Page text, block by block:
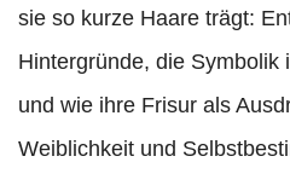
sie so kurze Haare trägt:
Hintergründe, die Symbolik
und wie ihre Frisur als
Weiblichkeit und